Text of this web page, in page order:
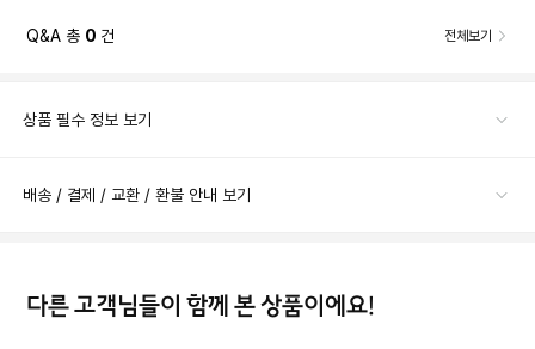
Q&A 총 0 건 전체보기
상품 필수 정보 보기
배송 / 결제 / 교환 / 환불 안내 보기
다른 고객님들이 함께 본 상품이에요!